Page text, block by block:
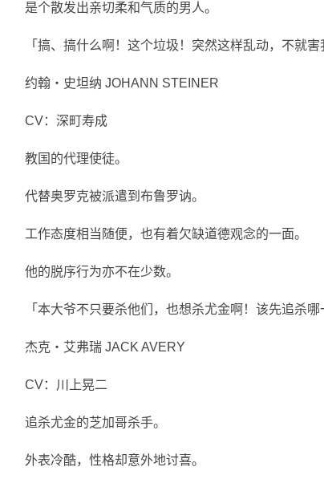
是个散发出亲切柔和气质的男人。
「搞、搞什么啊！这个垃圾！突然这样乱动，不就害
约翰‧史坦纳 JOHANN STEINER
CV：深町寿成
教国的代理使徒。
代替奥罗克被派遣到布鲁罗讷。
工作态度相当随便，也有着欠缺道德观念的一面。
他的脱序行为亦不在少数。
「本大爷不只要杀他们，也想杀尤金啊！该先追杀
杰克‧艾弗瑞 JACK AVERY
CV：川上晃二
追杀尤金的芝加哥杀手。
外表冷酷，性格却意外地讨喜。